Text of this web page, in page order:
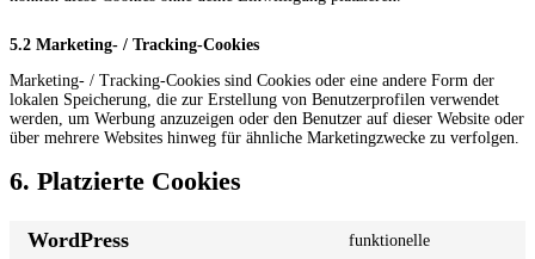
5.2 Marketing- / Tracking-Cookies
Marketing- / Tracking-Cookies sind Cookies oder eine andere Form der
lokalen Speicherung, die zur Erstellung von Benutzerprofilen verwendet
werden, um Werbung anzuzeigen oder den Benutzer auf dieser Website oder
über mehrere Websites hinweg für ähnliche Marketingzwecke zu verfolgen.
6. Platzierte Cookies
WordPress funktionelle